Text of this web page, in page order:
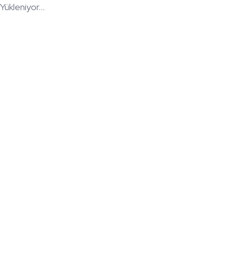
Yükleniyor...